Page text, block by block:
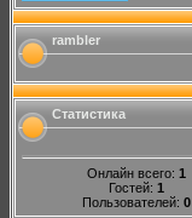
rambler
Статистика
Онлайн всего: 1
Гостей: 1
Пользователей: 0